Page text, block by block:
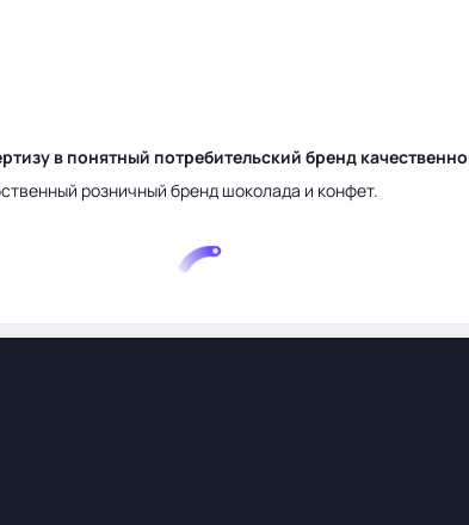
в понятный потребительский бренд
розничный бренд шоколада и конфет.